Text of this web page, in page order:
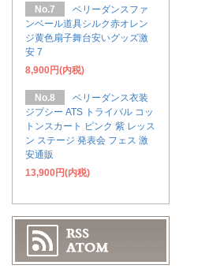
No.7
ベリーダンスファ
ンベール道具シルク赤オレン
ジ黄色扇子舞台安いグッズ激
安 7
8,900円(内税)
No.8
ベリーダンス衣装
ジプシー ATS トライバル コッ
トンスカート ピンク 紫 レッス
ン ステージ 発表会 フェス 激
安通販
13,900円(内税)